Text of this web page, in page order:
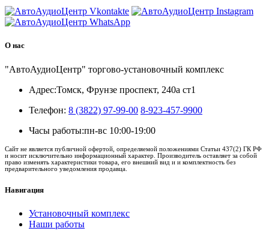
О нас
"АвтоАудиоЦентр" торгово-установочный комплекс
Адрес:Томск, Фрунзе проспект, 240а ст1
Телефон: 8 (3822) 97-99-00 8-923-457-9900
Часы работы:пн-вс 10:00-19:00
Сайт не является публичной офертой, определяемой положениями Статьи 437(2) ГК РФ
и носит исключительно информационный характер. Производитель оставляет за собой
право изменять характеристики товара, его внешний вид и и комплектность без
предварительного уведомления продавца.
Навигация
Установочный комплекс
Наши работы